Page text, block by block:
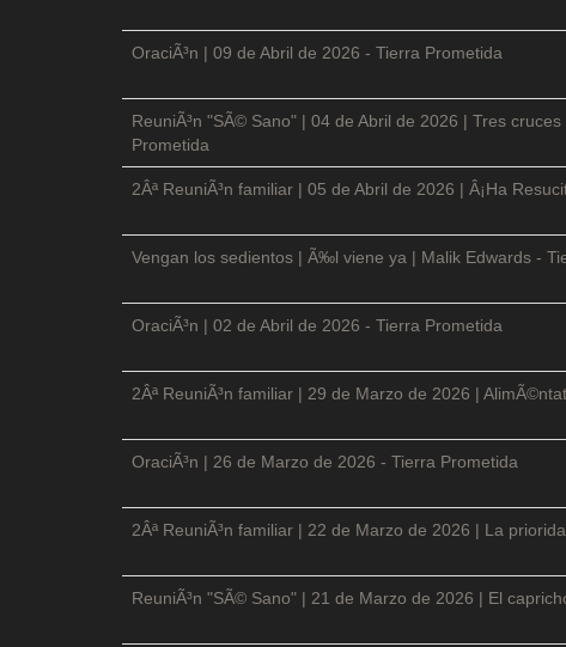
OraciÃ³n | 09 de Abril de 2026 - Tierra Prometida
ReuniÃ³n "SÃ© Sano" | 04 de Abril de 2026 | Tres
Prometida
2Âª ReuniÃ³n familiar | 05 de Abril de 2026 | Â¡Ha
Vengan los sedientos | Ã‰l viene ya | Malik Edwards -
OraciÃ³n | 02 de Abril de 2026 - Tierra Prometida
2Âª ReuniÃ³n familiar | 29 de Marzo de 2026 |
OraciÃ³n | 26 de Marzo de 2026 - Tierra Prometida
2Âª ReuniÃ³n familiar | 22 de Marzo de 2026 | La
ReuniÃ³n "SÃ© Sano" | 21 de Marzo de 2026 | El